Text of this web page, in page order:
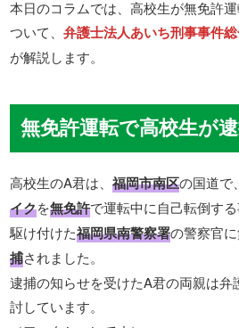
本日のコラムでは、高校生が無免許
ついて、弁護士法人あいち刑事事件
が解説します。
無免許運転で高校生が
高校生のA君は、福岡市南区の国道で
イクを無免許で運転中に自己転倒す
駆け付けた福岡県南警察署の警察官
捕されました。
逮捕の知らせを受けたA君の両親は弁
討しています。